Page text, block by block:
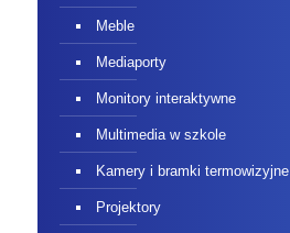
Meble
Mediaporty
Monitory interaktywne
Multimedia w szkole
Kamery i bramki termowizyjne
Projektory